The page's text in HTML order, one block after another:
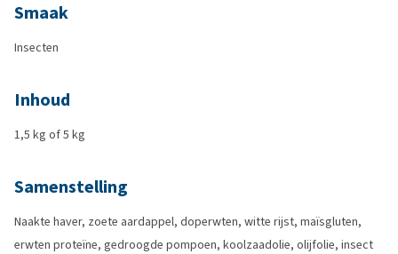
Smaak
Insecten
Inhoud
1,5 kg of 5 kg
Samenstelling
Naakte haver, zoete aardappel, doperwten, witte rijst, maïsgluten,
erwten proteïne, gedroogde pompoen, koolzaadolie, olijfolie, insect